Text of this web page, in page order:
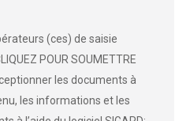
(ces) de saisie
POUR SOUMETTRE
les documents à
les informations et les